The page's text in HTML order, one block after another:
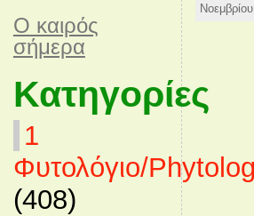
O καιρός
σήμερα
Κατηγορίες
1
Φυτολόγιο/
(408)